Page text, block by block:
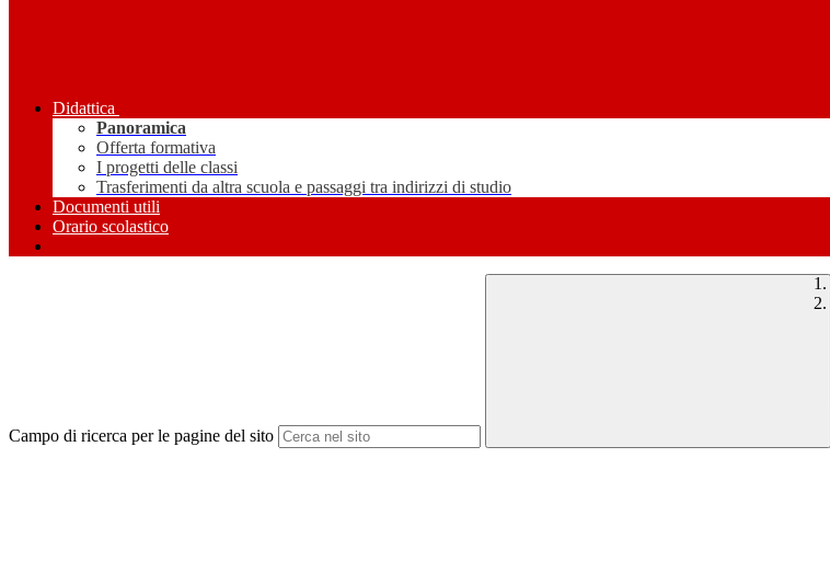
Didattica
Panoramica
Offerta formativa
I progetti delle classi
Trasferimenti da altra scuola e passaggi tra indirizzi di studio
Documenti utili
Orario scolastico
Campo di ricerca per le pagine del sito